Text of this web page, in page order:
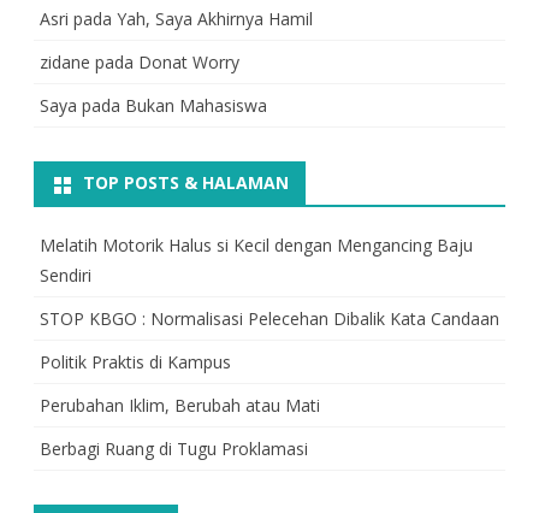
Asri pada Yah, Saya Akhirnya Hamil
zidane pada Donat Worry
Saya pada Bukan Mahasiswa
TOP POSTS & HALAMAN
Melatih Motorik Halus si Kecil dengan Mengancing Baju
Sendiri
STOP KBGO : Normalisasi Pelecehan Dibalik Kata Candaan
Politik Praktis di Kampus
Perubahan Iklim, Berubah atau Mati
Berbagi Ruang di Tugu Proklamasi